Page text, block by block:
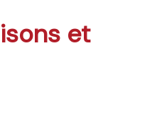
et